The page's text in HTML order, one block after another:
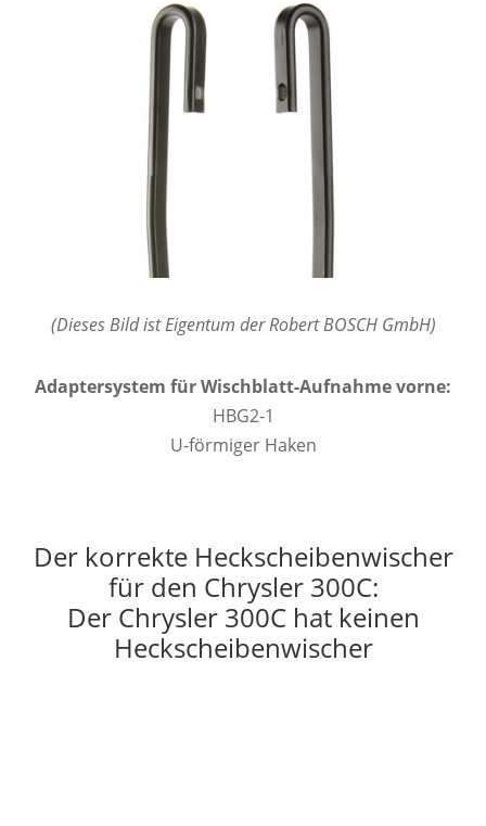
(Dieses Bild ist Eigentum der Robert BOSCH GmbH)
Adaptersystem für Wischblatt-Aufnahme vorne:
HBG2-1
U-förmiger Haken
Der korrekte Heckscheibenwischer
für den Chrysler 300C:
Der Chrysler 300C hat keinen
Heckscheibenwischer